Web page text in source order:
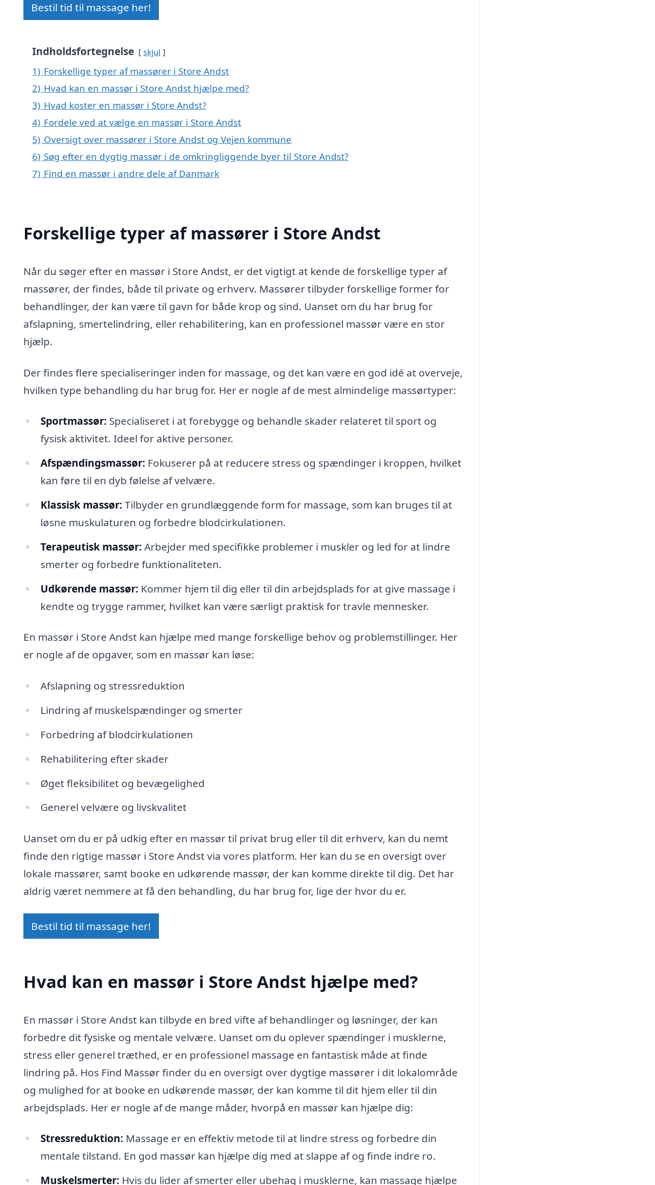
Bestil tid til massage her!
Indholdsfortegnelse skjul
1) Forskellige typer af massører i Store Andst
2) Hvad kan en massør i Store Andst hjælpe med?
3) Hvad koster en massør i Store Andst?
4) Fordele ved at vælge en massør i Store Andst
5) Oversigt over massører i Store Andst og Vejen kommune
6) Søg efter en dygtig massør i de omkringliggende byer til Store Andst?
7) Find en massør i andre dele af Danmark
Forskellige typer af massører i Store Andst
Når du søger efter en massør i Store Andst, er det vigtigt at kende de forskellige typer af
massører, der findes, både til private og erhverv. Massører tilbyder forskellige former for
behandlinger, der kan være til gavn for både krop og sind. Uanset om du har brug for
afslapning, smertelindring, eller rehabilitering, kan en professionel massør være en stor
hjælp.
Der findes flere specialiseringer inden for massage, og det kan være en god idé at overveje,
hvilken type behandling du har brug for. Her er nogle af de mest almindelige massørtyper:
Sportmassør: Specialiseret i at forebygge og behandle skader relateret til sport og
fysisk aktivitet. Ideel for aktive personer.
Afspændingsmassør: Fokuserer på at reducere stress og spændinger i kroppen, hvilket
kan føre til en dyb følelse af velvære.
Klassisk massør: Tilbyder en grundlæggende form for massage, som kan bruges til at
løsne muskulaturen og forbedre blodcirkulationen.
Terapeutisk massør: Arbejder med specifikke problemer i muskler og led for at lindre
smerter og forbedre funktionaliteten.
Udkørende massør: Kommer hjem til dig eller til din arbejdsplads for at give massage i
kendte og trygge rammer, hvilket kan være særligt praktisk for travle mennesker.
En massør i Store Andst kan hjælpe med mange forskellige behov og problemstillinger. Her
er nogle af de opgaver, som en massør kan løse:
Afslapning og stressreduktion
Lindring af muskelspændinger og smerter
Forbedring af blodcirkulationen
Rehabilitering efter skader
Øget fleksibilitet og bevægelighed
Generel velvære og livskvalitet
Uanset om du er på udkig efter en massør til privat brug eller til dit erhverv, kan du nemt
finde den rigtige massør i Store Andst via vores platform. Her kan du se en oversigt over
lokale massører, samt booke en udkørende massør, der kan komme direkte til dig. Det har
aldrig været nemmere at få den behandling, du har brug for, lige der hvor du er.
Bestil tid til massage her!
Hvad kan en massør i Store Andst hjælpe med?
En massør i Store Andst kan tilbyde en bred vifte af behandlinger og løsninger, der kan
forbedre dit fysiske og mentale velvære. Uanset om du oplever spændinger i musklerne,
stress eller generel træthed, er en professionel massage en fantastisk måde at finde
lindring på. Hos Find Massør finder du en oversigt over dygtige massører i dit lokalområde
og mulighed for at booke en udkørende massør, der kan komme til dit hjem eller til din
arbejdsplads. Her er nogle af de mange måder, hvorpå en massør kan hjælpe dig:
Stressreduktion: Massage er en effektiv metode til at lindre stress og forbedre din
mentale tilstand. En god massør kan hjælpe dig med at slappe af og finde indre ro.
Muskelsmerter: Hvis du lider af smerter eller ubehag i musklerne, kan massage hjælpe